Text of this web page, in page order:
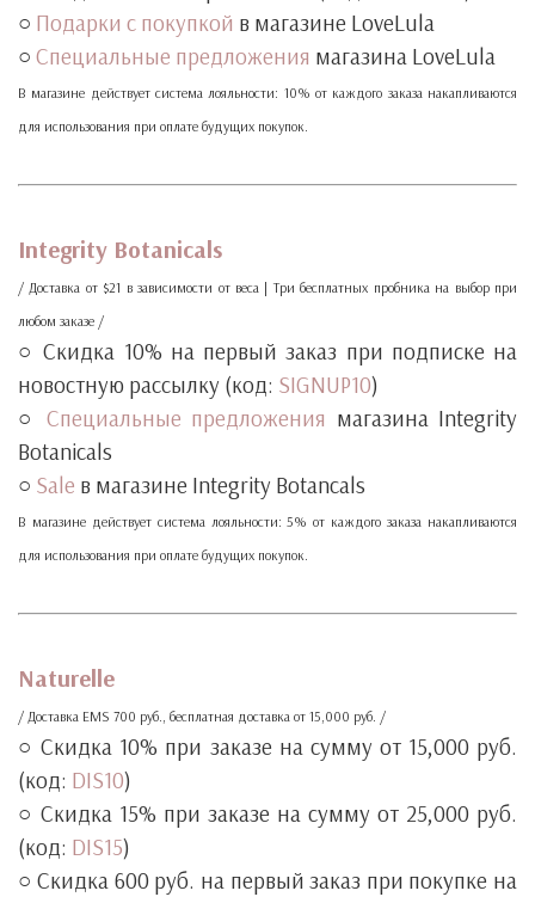
○ Подарки с покупкой в магазине LoveLula
○ Специальные предложения магазина LoveLula
В магазине действует система лояльности: 10% от каждого заказа накапливаются
для использования при оплате будущих покупок.
Integrity Botanicals
/ Доставка от $21 в зависимости от веса | Три бесплатных пробника на выбор при
любом заказе /
○ Скидка 10% на первый заказ при подписке на
новостную рассылку (код: SIGNUP10)
○ Специальные предложения магазина Integrity
Botanicals
○ Sale в магазине Integrity Botancals
В магазине действует система лояльности: 5% от каждого заказа накапливаются
для использования при оплате будущих покупок.
Naturelle
/ Доставка EMS 700 руб., бесплатная доставка от 15,000 руб. /
○ Скидка 10% при заказе на сумму от 15,000 руб.
(код: DIS10)
○ Скидка 15% при заказе на сумму от 25,000 руб.
(код: DIS15)
○ Скидка 600 руб. на первый заказ при покупке на